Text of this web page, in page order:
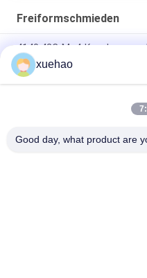
Freiformschmieden
4140 42CrMo4-Kopplung
ASTM DIN EN Standard AISI
36CrNiMo4 Schraube
EN 10250-2 S355J2G3
xuehao
Good day, what product are